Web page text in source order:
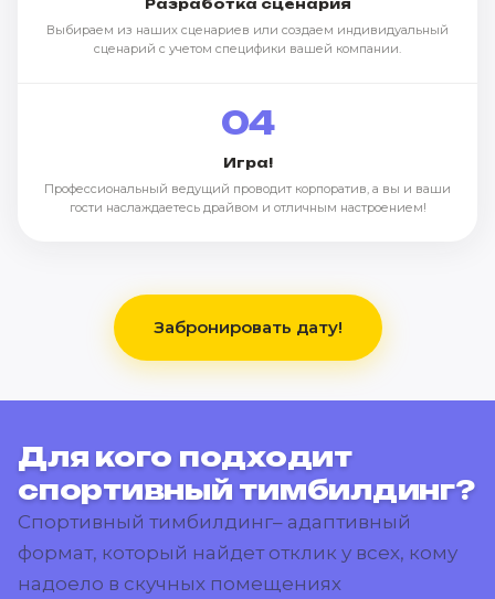
Разработка сценария
Выбираем из наших сценариев или создаем индивидуальный
сценарий с учетом специфики вашей компании.
04
Игра!
Профессиональный ведущий проводит корпоратив, а вы и ваши
гости наслаждаетесь драйвом и отличным настроением!
Забронировать дату!
Для кого подходит
спортивный тимбилдинг?
Спортивный тимбилдинг– адаптивный
формат, который найдет отклик у всех, кому
надоело в скучных помещениях